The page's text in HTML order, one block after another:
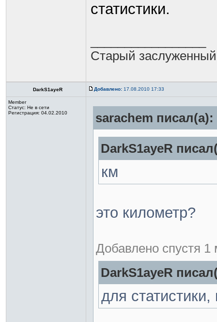
статистики.
Старый заслуженный
DarkS1ayeR Добавлено: 17.08.2010 17:33
Member
Статус: Не в сети
Регистрация: 04.02.2010
sarachem писал(а):
DarkS1ayeR
км
это километр?
Добавлено спустя 1
DarkS1ayeR
для